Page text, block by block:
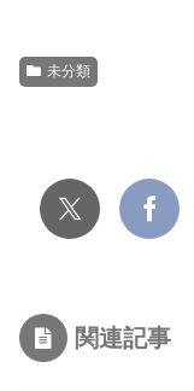
未分類
関連記事